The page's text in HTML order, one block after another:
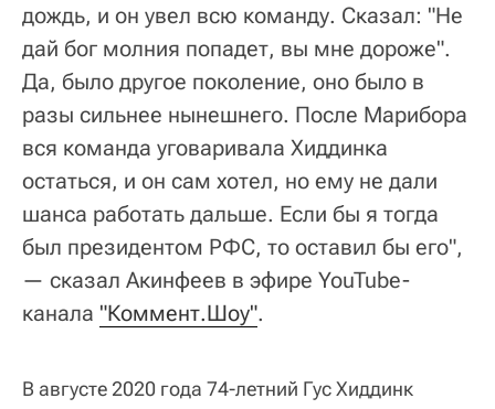
дождь, и он увел всю команду. Сказал: "Не
дай бог молния попадет, вы мне дороже".
Да, было другое поколение, оно было в
разы сильнее нынешнего. После Марибора
вся команда уговаривала Хиддинка
остаться, и он сам хотел, но ему не дали
шанса работать дальше. Если бы я тогда
был президентом РФС, то оставил бы его",
— сказал Акинфеев в эфире YouTube-
канала "Коммент.Шоу".
В августе 2020 года 74-летний Гус Хиддинк